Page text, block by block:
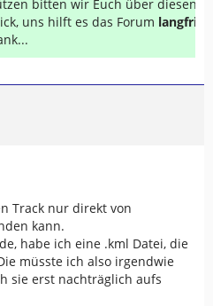
bitten wir Euch über diesen
uns hilft es das Forum
Track nur direkt von
kann.
habe ich eine .kml Datei, die
müsste ich also irgendwie
sie erst nachträglich aufs